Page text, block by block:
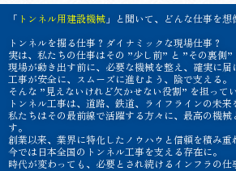
「 トンネル用建設機械 」と聞いて、どんな仕事を想
トンネルを掘る仕事？ダイナミックな現場仕事？
実は、私たちの仕事はその ”少し前” と ”その裏側”
現場が動き出す前に、必要な機械を整え、確実に届
工事が安全に、スムーズに進むよう、陰で支える。
そんな ”見えないけれど欠かせない役割” を担って
トンネル工事は、道路、鉄道、ライフラインの未来
私たちはその最前線で活躍する方々に、最高の機械
す。
創業以来、業界に特化したノウハウと信頼を積み重
今では日本全国のトンネル工事を支える存在に。
時代が変わっても、必要とされ続けるインフラの仕